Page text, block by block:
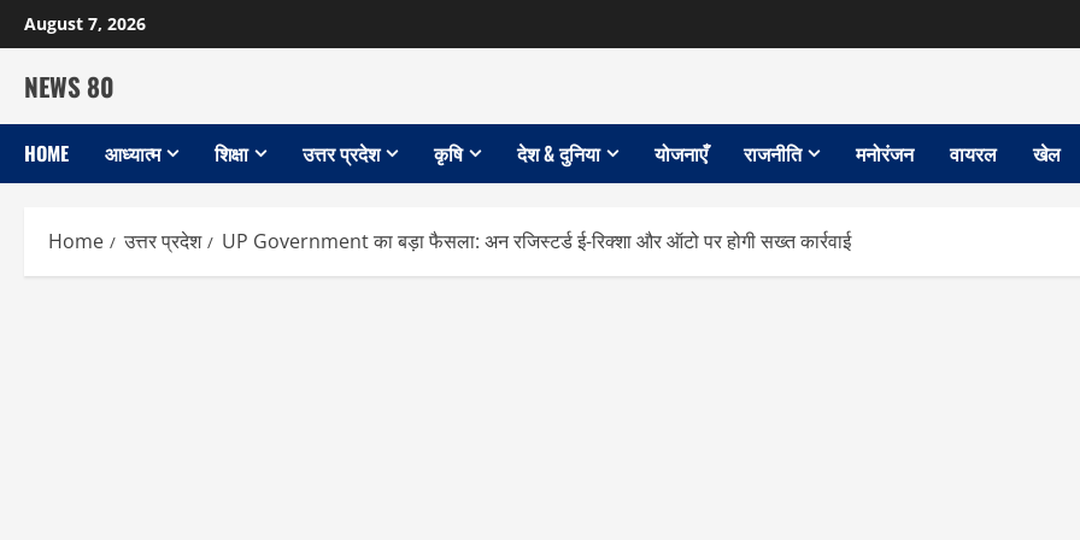
Skip
to
content
August 7, 2026
NEWS 80
HOME आध्यात्म शिक्षा उत्तर प्रदेश कृषि देश & दुनिया योजनाएँ राजनीति मनोरंजन वायरल खेल
Home उत्तर प्रदेश UP Government का बड़ा फैसला: अन रजिस्टर्ड ई-रिक्शा और ऑटो पर होगी सख्त कार्रवाई